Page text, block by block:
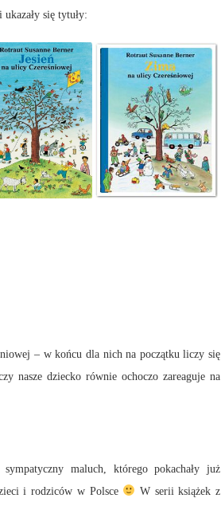
się tytuły:
– w końcu dla nich na początku liczy się
nasze dziecko równie ochoczo zareaguje na
maluch, którego pokachały już
i rodziców w Polsce
W serii książek z